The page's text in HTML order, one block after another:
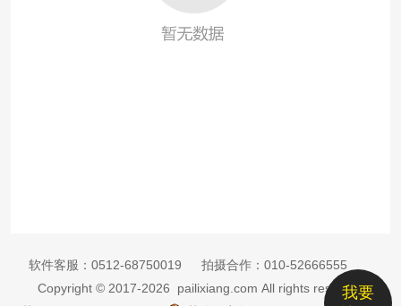
我要
软件客服： 0512-68750019 拍摄合作： 010-52666555
Copyright © 2017-2026 pailixiang.com All rights reserved